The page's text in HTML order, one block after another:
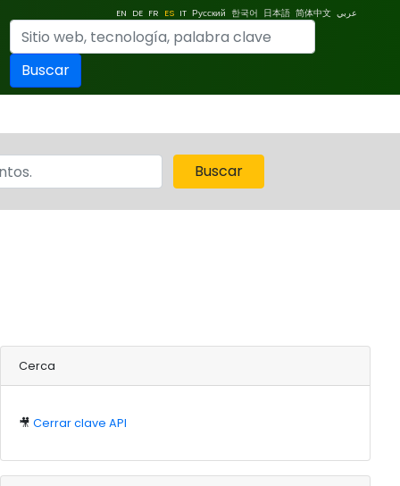
EN DE FR ES IT Русский 한국어 日本語 简体中文 عربي
Buscar
Buscar
Cerca
🎥 Cerrar clave API